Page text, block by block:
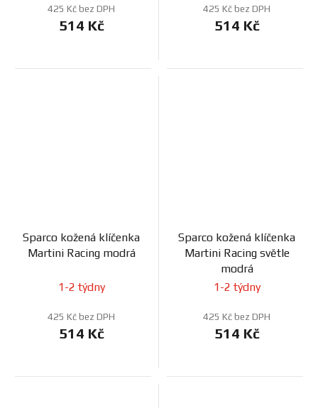
425 Kč bez DPH
514 Kč
425 Kč bez DPH
514 Kč
Sparco kožená klíčenka
Martini Racing modrá
1-2 týdny
425 Kč bez DPH
514 Kč
Sparco kožená klíčenka
Martini Racing světle
modrá
1-2 týdny
425 Kč bez DPH
514 Kč